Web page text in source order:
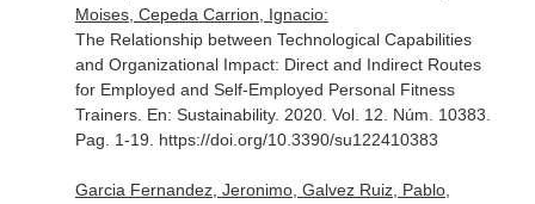
Moises, Cepeda Carrion, Ignacio:
The Relationship between Technological Capabilities
and Organizational Impact: Direct and Indirect Routes
for Employed and Self-Employed Personal Fitness
Trainers. En: Sustainability. 2020. Vol. 12. Núm. 10383.
Pag. 1-19. https://doi.org/10.3390/su122410383
Garcia Fernandez, Jeronimo, Galvez Ruiz, Pablo,